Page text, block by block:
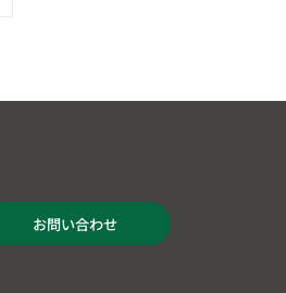
お問い合わせ